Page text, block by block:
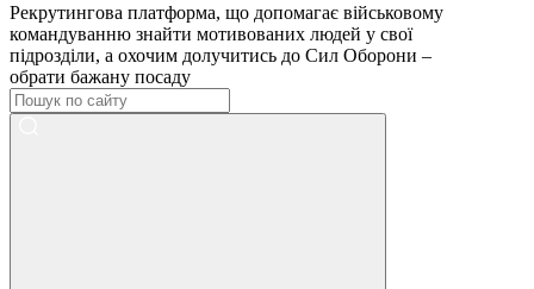
Рекрутингова платформа, що допомагає військовому
командуванню знайти мотивованих людей у свої
підрозділи, а охочим долучитись до Сил Оборони –
обрати бажану посаду